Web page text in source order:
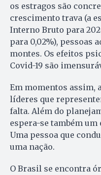
os estragos são
crescimento trava (a
Interno Bruto para
para 0,02%), pessoas
montes. Os efeitos
Covid-19 são
Em momentos assim,
líderes que
falta. Além do
espera-se também
Uma pessoa que
uma nação.
O Brasil se encontra